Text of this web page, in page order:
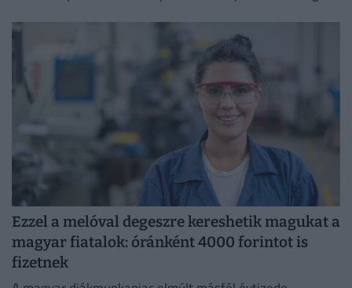
Ezzel a melóval degeszre kereshetik magukat a
magyar fiatalok: óránként 4000 forintot is
fizetnek